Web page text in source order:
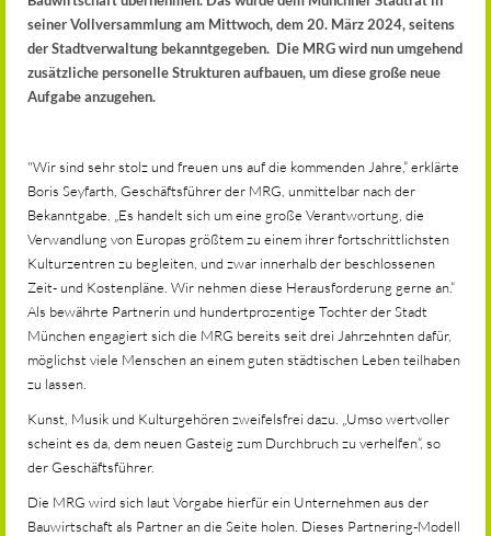
seiner Vollversammlung am Mittwoch, dem 20. März 2024, seitens
der Stadtverwaltung bekanntgegeben. Die MRG wird nun umgehend
zusätzliche personelle Strukturen aufbauen, um diese große neue
Aufgabe anzugehen.
"Wir sind sehr stolz und freuen uns auf die kommenden Jahre,“ erklärte
Boris Seyfarth, Geschäftsführer der MRG, unmittelbar nach der
Bekanntgabe. „Es handelt sich um eine große Verantwortung, die
Verwandlung von Europas größtem zu einem ihrer fortschrittlichsten
Kulturzentren zu begleiten, und zwar innerhalb der beschlossenen
Zeit- und Kostenpläne. Wir nehmen diese Herausforderung gerne an.“
Als bewährte Partnerin und hundertprozentige Tochter der Stadt
München engagiert sich die MRG bereits seit drei Jahrzehnten dafür,
möglichst viele Menschen an einem guten städtischen Leben teilhaben
zu lassen.
Kunst, Musik und Kulturgehören zweifelsfrei dazu. „Umso wertvoller
scheint es da, dem neuen Gasteig zum Durchbruch zu verhelfen“, so
der Geschäftsführer.
Die MRG wird sich laut Vorgabe hierfür ein Unternehmen aus der
Bauwirtschaft als Partner an die Seite holen. Dieses Partnering-Modell